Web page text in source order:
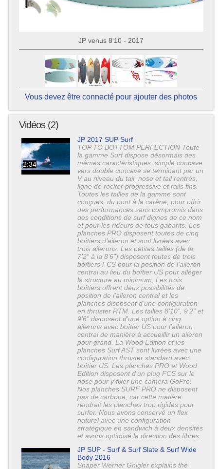
JP venus 8'10 - 2017
Vous devez être connecté pour ajouter des photos
Vidéos (2)
2:34
JP 2017 SUP Surf
TOP TO BOTTOM PERFECTION Toute
la gamme Surf dispose désormais des
mêmes caractéristiques: simple concave
vers double concave se terminant par un
V au niveau du tail, nose et tail rentrés,
ligne de rocker progressive et rails fins.
Toutes les tailles de la gamme sont
conçues, du pont à la carène, pour offrir
des performances sans compromis dans
des conditions de surf dignes de ce nom
et pour les rideurs de tous gabarits. Les
planches PRO disposent toutes de cinq
boîtiers d’aileron et sont livrées avec
trois ailerons. Les petites tailles (de la
7’2” à la 8’6”) disposent toutes de trois
boîtiers FCS pour la position de l’aileron
central au lieu du boîtier US pour alléger
la structure au minimum. Les trois
boîtiers offrent deux possibilités de
position de l’aileron central et les
planches disposent d’une configuration
en thruster RTM. Les tailles 8’10”, 9’2” et
9’6” disposent d’une option à cinq
ailerons avec boîtier US pour l’aileron
central de manière à accueillir un aileron
pour grand. La Wood Edition et les
planches Surf AST sont livrées avec une
configuration thruster standard avec
boîtier US. Les planches PRO et Wood
Edition disposent d’un plug FCS sur le
nose pour y fixer une caméra GoPro.
Nos planches SURF PRO ne disposent
pas de carbone, car cette matière
rendrait les planches trop rigides pour
surfer. Nous avons conservé un flex
naturel avec une configuration
stratégique en sandwich à deux densités
et avons optimisé la direction des fibres.
JP SUP - Surf & Surf Slate & Surf Wide
Body 2016
Shaper Werner Gnigler explains the